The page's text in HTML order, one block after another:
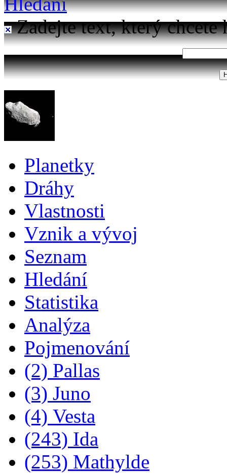
Zadejte text, který chcete
Planetky
Dráhy
Vlastnosti
Vznik a vývoj
Seznam
Hledání
Statistika
Analýza
Pojmenování
(2) Pallas
(3) Juno
(4) Vesta
(243) Ida
(253) Mathylde